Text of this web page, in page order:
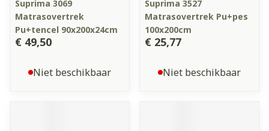
Suprima 3069
Matrasovertrek
Pu+tencel 90x200x24cm
€ 49,50
Niet beschikbaar
Suprima 3527
Matrasovertrek Pu+pes
100x200cm
€ 25,77
Niet beschikbaar